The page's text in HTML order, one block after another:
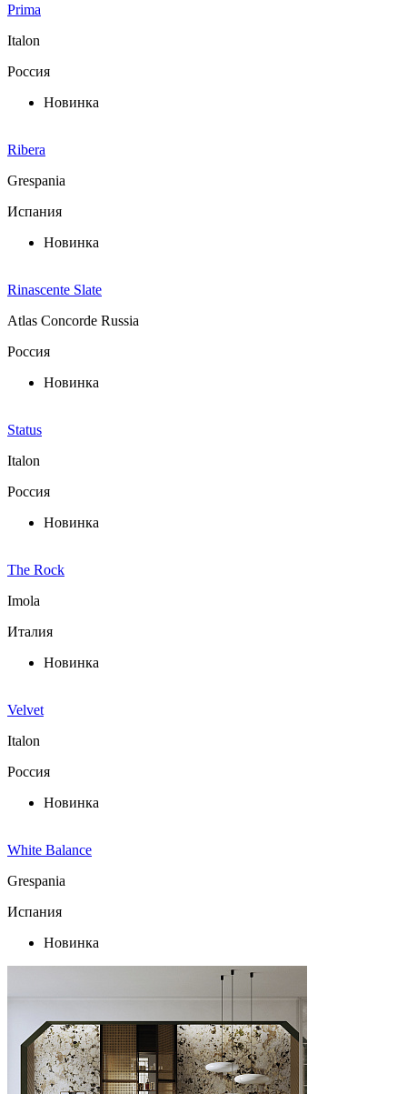
Prima
Italon
Россия
Новинка
Ribera
Grespania
Испания
Новинка
Rinascente Slate
Atlas Concorde Russia
Россия
Новинка
Status
Italon
Россия
Новинка
The Rock
Imola
Италия
Новинка
Velvet
Italon
Россия
Новинка
White Balance
Grespania
Испания
Новинка